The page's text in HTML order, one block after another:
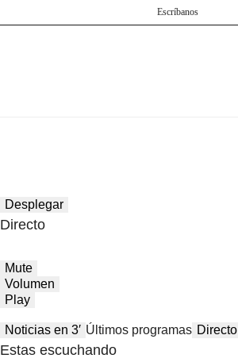
Escríbanos
Desplegar
Directo
Mute
Volumen
Play
Noticias en 3′ Últimos programas Directo
Estas escuchando